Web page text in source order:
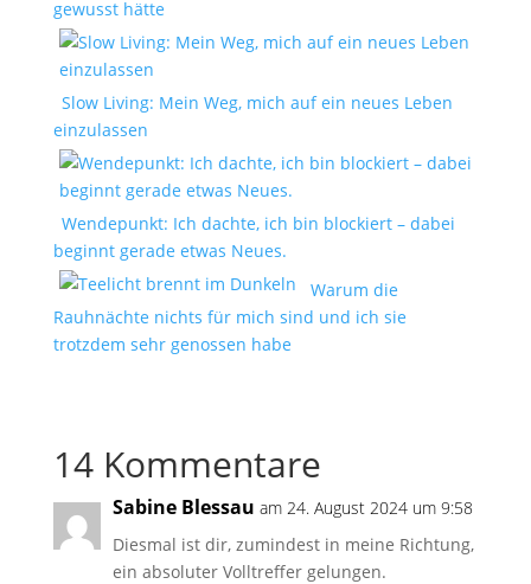
gewusst hätte
Slow Living: Mein Weg, mich auf ein neues Leben
einzulassen
Wendepunkt: Ich dachte, ich bin blockiert – dabei
beginnt gerade etwas Neues.
Warum die
Rauhnächte nichts für mich sind und ich sie
trotzdem sehr genossen habe
14 Kommentare
Sabine Blessau am 24. August 2024 um 9:58
Diesmal ist dir, zumindest in meine Richtung,
ein absoluter Volltreffer gelungen.